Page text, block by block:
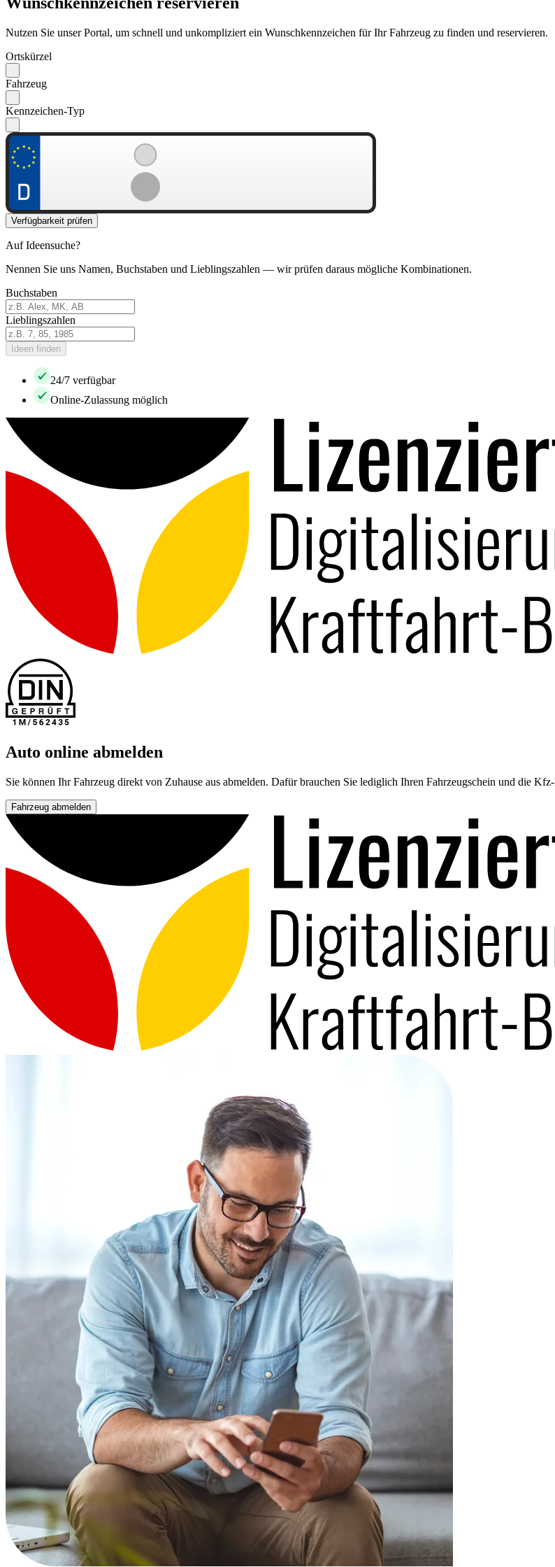
Nutzen Sie unser Portal, um schnell und unkompliziert ein Wunschkennzeichen für Ihr Fahrzeug zu finden und reservieren.
Ortskürzel
Fahrzeug
Kennzeichen-Typ
Verfügbarkeit prüfen
Auf Ideensuche?
Nennen Sie uns Namen, Buchstaben und Lieblingszahlen — wir prüfen daraus mögliche Kombinationen.
Buchstaben
Lieblingszahlen
Ideen finden
24/7 verfügbar
Online-Zulassung möglich
Auto online abmelden
Sie können Ihr Fahrzeug direkt von Zuhause aus abmelden. Dafür brauchen Sie lediglich Ihren Fahrzeugschein und die
Fahrzeug abmelden